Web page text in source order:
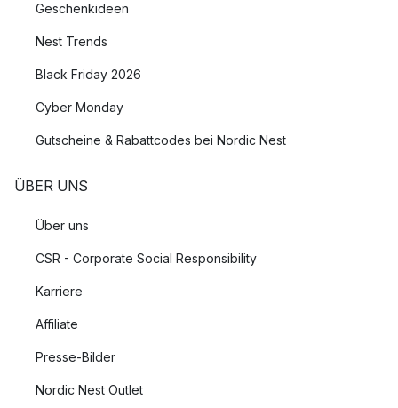
Geschenkideen
Nest Trends
Black Friday 2026
Cyber Monday
Gutscheine & Rabattcodes bei Nordic Nest
ÜBER UNS
Über uns
CSR - Corporate Social Responsibility
Karriere
Affiliate
Presse-Bilder
Nordic Nest Outlet